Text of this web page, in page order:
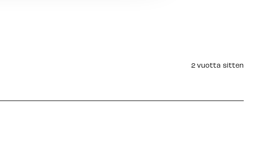
2 vuotta sitten